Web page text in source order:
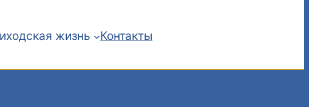
жизнь Контакты